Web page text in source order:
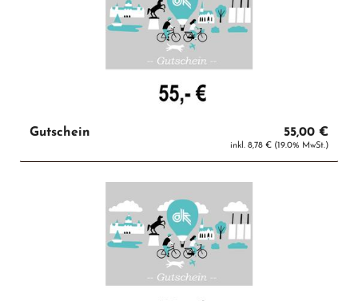
Gutschein 55,00 €
inkl. 8,78 € (19.0% MwSt.)